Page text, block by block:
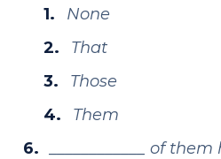
None
That
Those
Them
____________ of